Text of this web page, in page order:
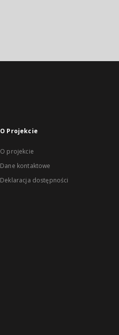
O Projekcie
O projekcie
Dane kontaktowe
Deklaracja dostępności